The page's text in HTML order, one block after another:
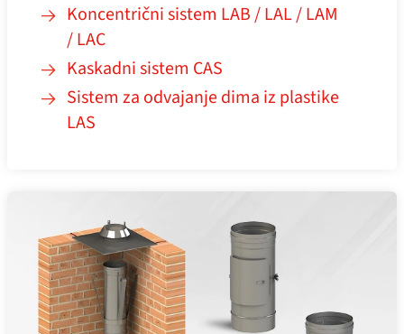
Koncentrični sistem LAB / LAL / LAM
/ LAC
Kaskadni sistem CAS
Sistem za odvajanje dima iz plastike
LAS